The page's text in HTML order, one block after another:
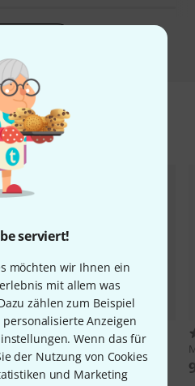
serviert!
möchten wir Ihnen ein
mit allem was
zählen zum Beispiel
Anzeigen
Wenn das für
der Nutzung von Cookies
und Marketing
Artikel
3/4 Classic-Guitar
Gigbag Eco